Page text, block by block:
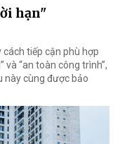
hạn"
tiếp cận phù hợp
và “an toàn công trình”,
này cùng được bảo